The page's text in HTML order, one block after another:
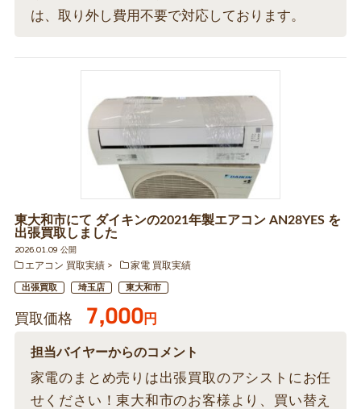
は、取り外し費用不要で対応しております。
東大和市にて ダイキンの2021年製エアコン AN28YES を
出張買取しました
2026.01.09 公開
エアコン 買取実績
家電 買取実績
出張買取 埼玉店 東大和市
買取価格 7,000円
担当バイヤーからのコメント
家電のまとめ売りは出張買取のアシストにお任
せください！東大和市のお客様より、買い替え